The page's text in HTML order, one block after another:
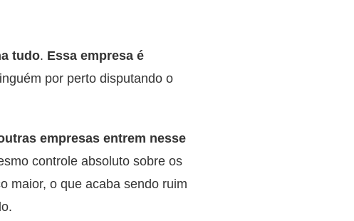
tudo. Essa empresa é
por perto disputando o
empresas entrem nesse
controle absoluto sobre os
maior, o que acaba sendo ruim